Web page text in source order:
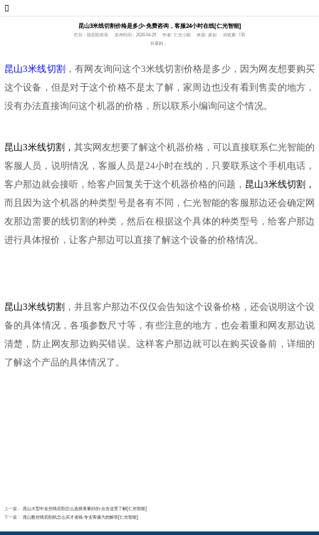
昆山3米线切割价格是多少-免费咨询，客服24小时在线[仁光智能]
栏目：线切割资讯 发布时间：2020-04-29 作者: 仁光小陈 来源: 原创
浏览量: 135
分享到：
昆山3米线切割 ，有网友询问这个3米线切割价格是多少，因为网友想要购买
这个设备，但是对于这个价格不是太了解，家周边也没有看到售卖的地方，
没有办法直接询问这个机器的价格，所以联系小编询问这个情况。
昆山3米线切割 ， 其实网友想要了解这个机器价格，可以直接联系仁光智能的
客服人员，说明情况，客服人员是24小时在线的，只要联系这个手机电话，
客户那边就会接听，给客户回复关于这个机器价格的问题， 昆山3米线切割，
而且因为这个机器的种类型号是各有不同，仁光智能的客服那边还会确定网
友那边需要的线切割的种类，然后在根据这个具体的种类型号，给客户那边
进行具体报价，让客户那边可以直接了解这个设备的价格情况。
昆山3米线切割 ， 并且客户那边不仅仅会告知这个设备价格，还会说明这个设
备的具体情况，各项参数尺寸等，有些注意的地方，也会着重和网友那边说
清楚，防止网友那边购买错误。这样客户那边就可以在购买设备前，详细的
了解这个产品的具体情况了。
上一篇： 昆山大型中走丝线切割怎么选择质量好的-点击这里了解[仁光智能]
下一篇： 昆山数控线切割机怎么买才省钱-专业客服为您解答[仁光智能]